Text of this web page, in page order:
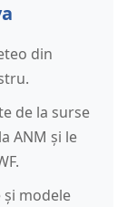
din
de la surse
ANM și le
și modele